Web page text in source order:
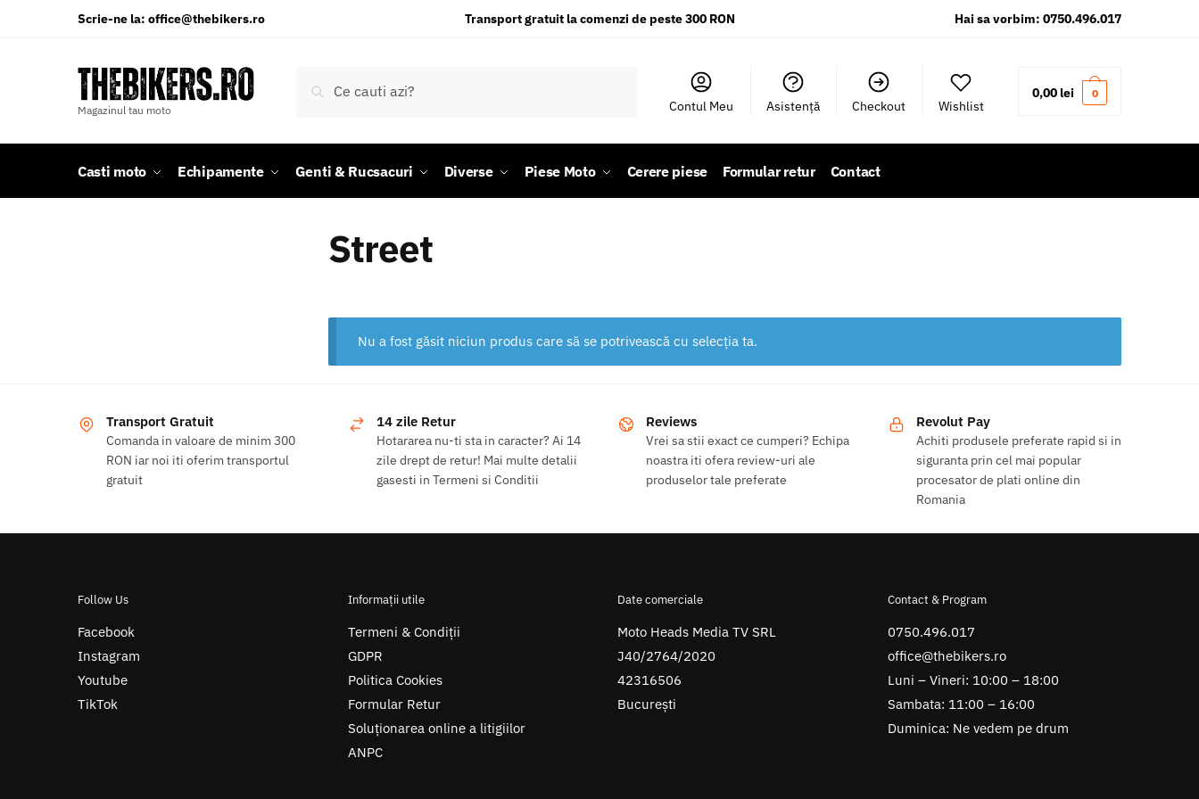
Scrie-ne la: office@thebikers.ro Transport gratuit la comenzi de peste 300 RON Hai sa vorbim: 0750.496.017
Magazinul tau moto
după:
Caută
Contul Meu Asistență Checkout Wishlist
0,00 lei 0
Casti moto Echipamente Genti & Rucsacuri Diverse Piese Moto Cerere piese Formular retur Contact
Street
Nu a fost găsit niciun produs care să se potrivească cu selecția ta.
Transport Gratuit
Comanda in valoare de minim 300
RON iar noi iti oferim transportul
gratuit
14 zile Retur
Hotararea nu-ti sta in caracter? Ai 14
zile drept de retur! Mai multe detalii
gasesti in Termeni si Conditii
Reviews
Vrei sa stii exact ce cumperi? Echipa
noastra iti ofera review-uri ale
produselor tale preferate
Revolut Pay
Achiti produsele preferate rapid si in
siguranta prin cel mai popular
procesator de plati online din
Romania
Follow Us
Facebook
Instagram
Youtube
TikTok
Informații utile
Termeni & Condiții
GDPR
Politica Cookies
Formular Retur
Soluționarea online a litigiilor
ANPC
Date comerciale
Moto Heads Media TV SRL
J40/2764/2020
42316506
București
Contact & Program
0750.496.017
office@thebikers.ro
Luni – Vineri: 10:00 – 18:00
Sambata: 11:00 – 16:00
Duminica: Ne vedem pe drum